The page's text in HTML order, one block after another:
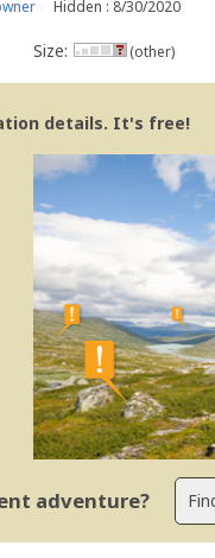
Hidden : 8/30/2020
Size: (other)
details. It's free!
adventure?